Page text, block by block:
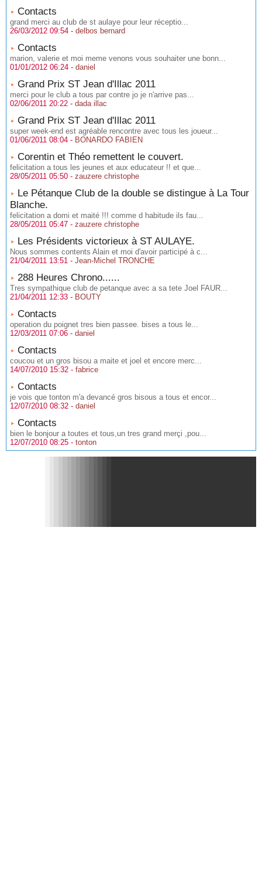
Contacts
grand merci au club de st aulaye pour leur réceptio...
26/03/2012 09:54 - delbos bernard
Contacts
marion, valerie et moi meme venons vous souhaiter une bonn...
01/01/2012 06:24 - daniel
Grand Prix ST Jean d'Illac 2011
merci pour le club a tous par contre jo je n'arrive pas...
02/06/2011 20:22 - dada illac
Grand Prix ST Jean d'Illac 2011
super week-end est agréable rencontre avec tous les joueur...
01/06/2011 08:04 - BONARDO FABIEN
Corentin et Théo remettent le couvert.
felicitation a tous les jeunes et aux educateur !! et que...
28/05/2011 05:50 - zauzere christophe
Le Pétanque Club de la double se distingue à La Tour
Blanche.
felicitation a domi et maité !!! comme d habitude ils fau...
28/05/2011 05:47 - zauzere christophe
Les Présidents victorieux à ST AULAYE.
Nous sommes contents Alain et moi d'avoir participé à c...
21/04/2011 13:51 - Jean-Michel TRONCHE
288 Heures Chrono......
Tres sympathique club de petanque avec a sa tete Joel FAUR...
21/04/2011 12:33 - BOUTY
Contacts
operation du poignet tres bien passee. bises a tous le...
12/03/2011 07:06 - daniel
Contacts
coucou et un gros bisou a maite et joel et encore merc...
14/07/2010 15:32 - fabrice
Contacts
je vois que tonton m'a devancé gros bisous a tous et encor...
12/07/2010 08:32 - daniel
Contacts
bien le bonjour a toutes et tous,un tres grand merçi ,pou...
12/07/2010 08:25 - tonton